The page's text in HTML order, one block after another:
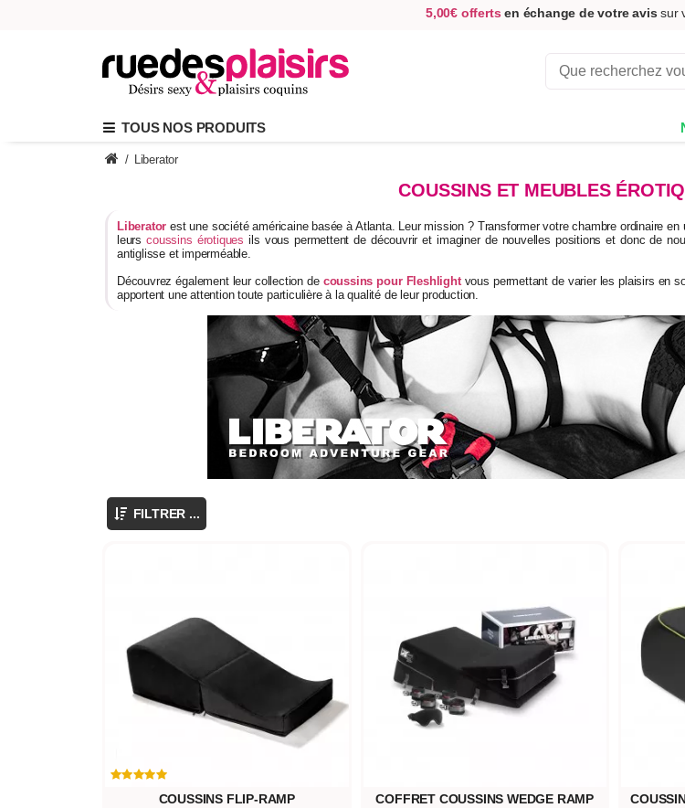
5,00€ offerts en échange de votre avis sur
TOUS NOS PRODUITS
/ Liberator
COUSSINS ET MEUBLES
Liberatorest une société américaine basée à Atlanta. Leur mission ? Transformer votre chambre ordinaire en
leurscoussins érotiques ils vous permettent de découvrir et imaginer de nouvelles positions et donc de
antiglisse et imperméable.
Découvrez également leur collection de coussins pour Fleshlightvous permettant de varier les plaisirs en
apportent une attention toute particulière à la qualité de leur production.
FILTRER ...
COUSSINS FLIP-RAMP COFFRET COUSSINS WEDGE RAMP